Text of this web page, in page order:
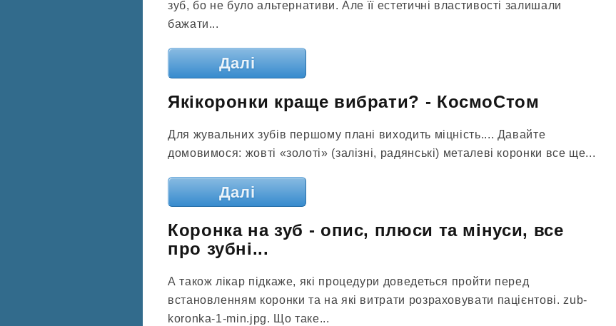
зуб, бо не було альтернативи. Але її естетичні властивості залишали
бажати...
Далі
Якікоронки краще вибрати? - КосмоСтом
Для жувальних зубів першому плані виходить міцність.... Давайте
домовимося: жовті «золоті» (залізні, радянські) металеві коронки все ще...
Далі
Коронка на зуб - опис, плюси та мінуси, все
про зубні...
А також лікар підкаже, які процедури доведеться пройти перед
встановленням коронки та на які витрати розраховувати пацієнтові. zub-
koronka-1-min.jpg. Що таке...